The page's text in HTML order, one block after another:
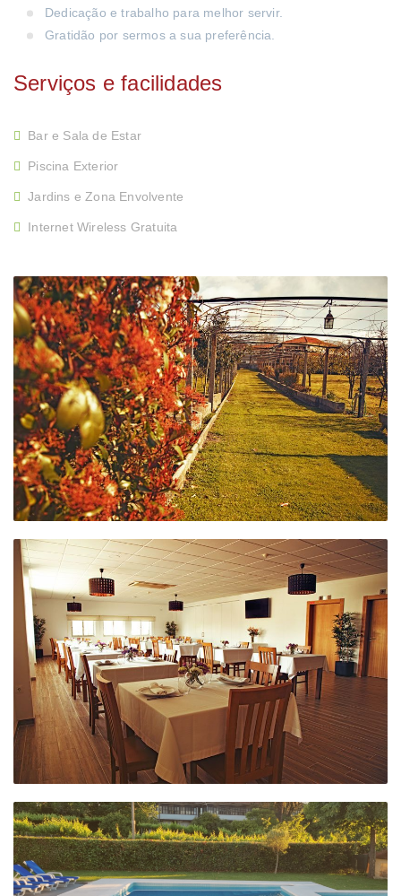
Dedicação e trabalho para melhor servir.
Gratidão por sermos a sua preferência.
Serviços e facilidades
Bar e Sala de Estar
Piscina Exterior
Jardins e Zona Envolvente
Internet Wireless Gratuita